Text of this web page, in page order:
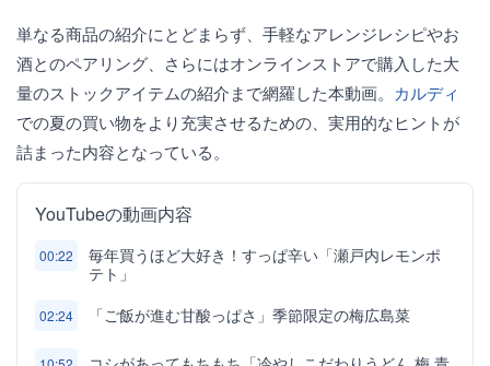
単なる商品の紹介にとどまらず、手軽なアレンジレシピやお
酒とのペアリング、さらにはオンラインストアで購入した大
量のストックアイテムの紹介まで網羅した本動画。 カルディ
での夏の買い物をより充実させるための、実用的なヒントが
詰まった内容となっている。
YouTubeの動画内容
00:22
毎年買うほど大好き！すっぱ辛い「瀬戸内レモンポ
テト」
02:24 「ご飯が進む甘酸っぱさ」季節限定の梅広島菜